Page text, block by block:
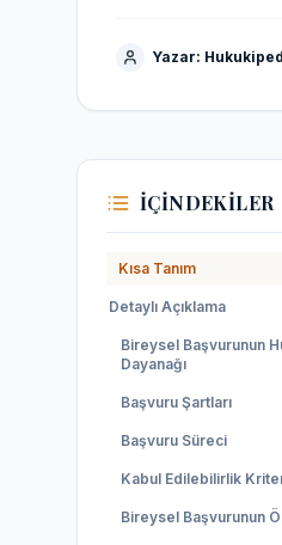
Yazar:
İÇINDEKILER
Kısa Tanım
Detaylı Açıklama
Bireysel Başvurunun
Dayanağı
Başvuru Şartları
Başvuru Süreci
Kabul Edilebilirlik
Bireysel Başvurunun